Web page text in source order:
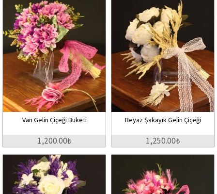
Van Gelin Çiçeği Buketi
1,200.00₺
Beyaz Şakayık Gelin Çiçeği
1,250.00₺